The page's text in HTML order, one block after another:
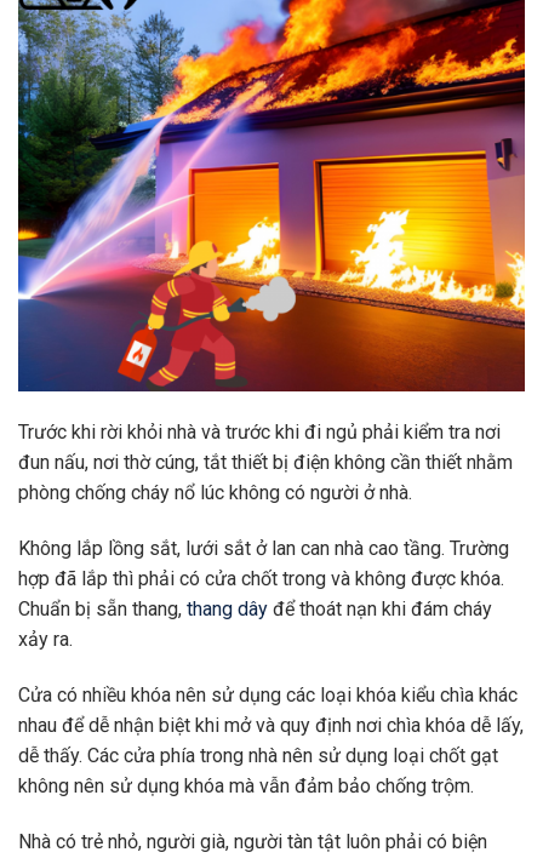
Trước khi rời khỏi nhà và trước khi đi ngủ phải kiểm tra nơi
đun nấu, nơi thờ cúng, tắt thiết bị điện không cần thiết nhằm
phòng chống cháy nổ lúc không có người ở nhà.
Không lắp lồng sắt, lưới sắt ở lan can nhà cao tầng. Trường
hợp đã lắp thì phải có cửa chốt trong và không được khóa.
Chuẩn bị sẵn thang, thang dây để thoát nạn khi đám cháy
xảy ra.
Cửa có nhiều khóa nên sử dụng các loại khóa kiểu chìa khác
nhau để dễ nhận biệt khi mở và quy định nơi chìa khóa dễ lấy,
dễ thấy. Các cửa phía trong nhà nên sử dụng loại chốt gạt
không nên sử dụng khóa mà vẫn đảm bảo chống trộm.
Nhà có trẻ nhỏ, người già, người tàn tật luôn phải có biện